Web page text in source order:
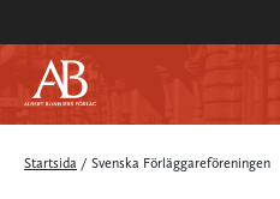
Startsida / Svenska Förläggareföreningen